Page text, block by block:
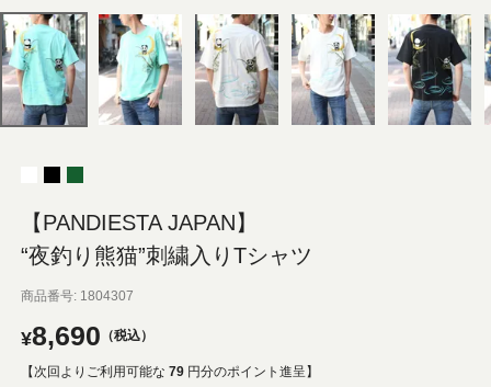
【PANDIESTA JAPAN】
“夜釣り熊猫”刺繍入りTシャツ
商品番号 1804307
¥8,690 税込
【次回よりご利用可能な 79 円分のポイント進呈】